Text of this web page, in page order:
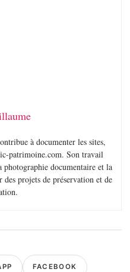
à documenter les sites,
patrimoine.com. Son travail
documentaire et la
projets de préservation et de
FACEBOOK